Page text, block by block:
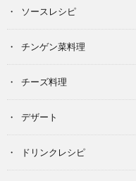
ソースレシピ
チンゲン菜料理
チーズ料理
デザート
ドリンクレシピ